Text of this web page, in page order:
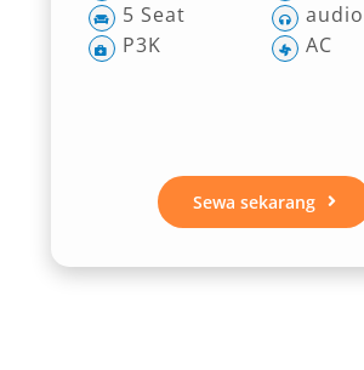
5 Seat
P3K
audio
AC
Sewa sekarang